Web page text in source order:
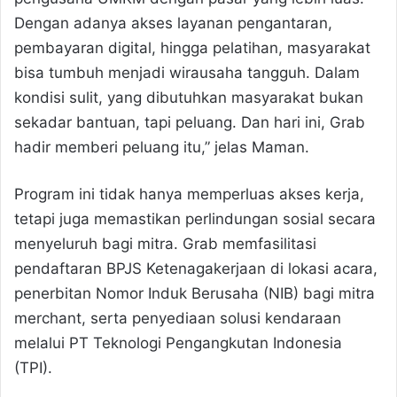
Dengan adanya akses layanan pengantaran,
pembayaran digital, hingga pelatihan, masyarakat
bisa tumbuh menjadi wirausaha tangguh. Dalam
kondisi sulit, yang dibutuhkan masyarakat bukan
sekadar bantuan, tapi peluang. Dan hari ini, Grab
hadir memberi peluang itu,” jelas Maman.
Program ini tidak hanya memperluas akses kerja,
tetapi juga memastikan perlindungan sosial secara
menyeluruh bagi mitra. Grab memfasilitasi
pendaftaran BPJS Ketenagakerjaan di lokasi acara,
penerbitan Nomor Induk Berusaha (NIB) bagi mitra
merchant, serta penyediaan solusi kendaraan
melalui PT Teknologi Pengangkutan Indonesia
(TPI).